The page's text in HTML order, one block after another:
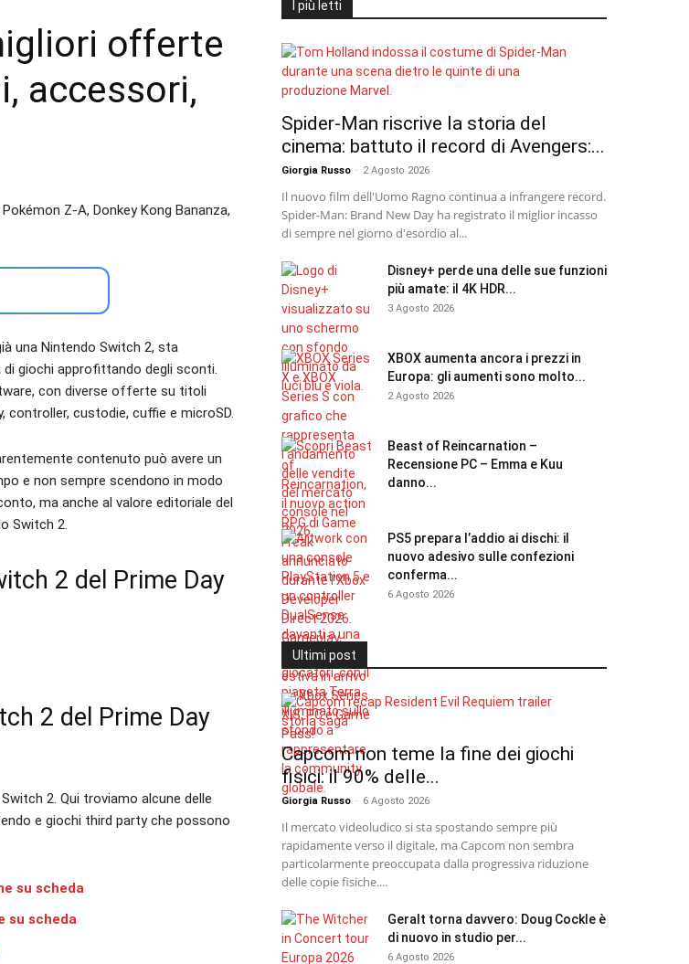
offerte
accessori,
una Nintendo Switch 2, sta
di giochi approfittando degli sconti.
con diverse offerte su titoli
custodie, cuffie e microSD.
contenuto può avere un
e non sempre scendono in modo
ma anche al valore editoriale del
Switch 2.
2 del Prime Day
2 del Prime Day
2. Qui troviamo alcune delle
e giochi third party che possono
su scheda
su scheda
I più letti
Spider-Man riscrive la storia del
cinema: battuto il record di Avengers:...
Giorgia Russo - 2 Agosto 2026
Il nuovo film dell'Uomo Ragno continua a infrangere record.
Spider-Man: Brand New Day ha registrato il miglior incasso
di sempre nel giorno d'esordio al...
Disney+ perde una delle sue funzioni
più amate: il 4K HDR...
3 Agosto 2026
XBOX aumenta ancora i prezzi in
Europa: gli aumenti sono molto...
2 Agosto 2026
Beast of Reincarnation –
Recensione PC – Emma e Kuu
danno...
PS5 prepara l’addio ai dischi: il
nuovo adesivo sulle confezioni
conferma...
6 Agosto 2026
Ultimi post
Capcom non teme la fine dei giochi
fisici: il 90% delle...
Giorgia Russo - 6 Agosto 2026
Il mercato videoludico si sta spostando sempre più
rapidamente verso il digitale, ma Capcom non sembra
particolarmente preoccupata dalla progressiva riduzione
delle copie fisiche....
Geralt torna davvero: Doug Cockle è
di nuovo in studio per...
6 Agosto 2026